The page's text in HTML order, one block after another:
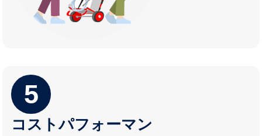
5
コストパフォーマン